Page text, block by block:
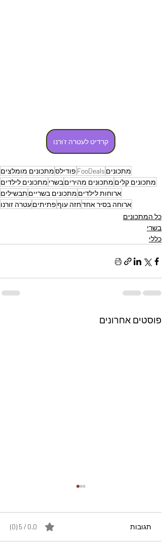
קרדיט לעטרה ז'ורנו
מתכונים FooDeals פודילסמתכונים מומלצים
מתכונים קלים מתכונים מהיריםבשרי מתכונים לילדים
ארוחות לילדים מתכונים בשריים תבשילים
ארוחה בסיר אחדחזה עוףפתיתיםעטרה זורנו
כל המתכונים
בשרי
כללי
פוסטים אחרונים
תגובות 0.0 / 5 ‏(0)